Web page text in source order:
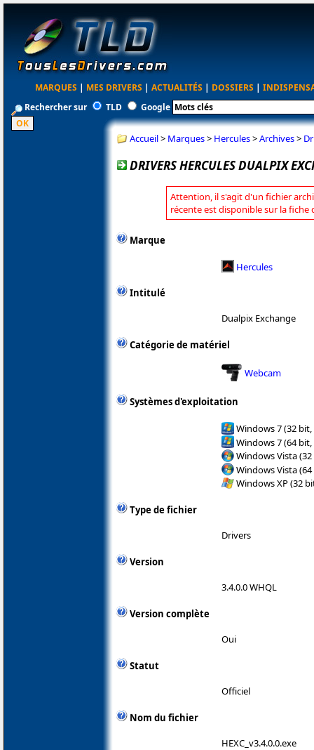
MARQUES | MES DRIVERS | ACTUALITÉS | DOSSIERS |
Rechercher sur
TLD Google
Accueil> Marques> Hercules>Archives>
DRIVERS HERCULES DUALPIX
Attention, il s'agit d'un fichier
récente est disponible sur la fiche
Marque
Hercules
Intitulé
Dualpix Exchange
Catégorie de matériel
Webcam
Systèmes d'exploitation
Windows 7 (32 bit,
Windows 7 (64 bit,
Windows Vista
Windows Vista
Windows XP (32
Type de fichier
Drivers
Version
3.4.0.0 WHQL
Version complète
Oui
Statut
Officiel
Nom du fichier
HEXC_v3.4.0.0.exe